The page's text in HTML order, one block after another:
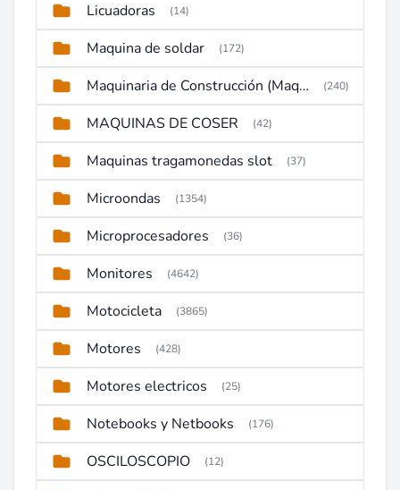
Licuadoras (14)
Maquina de soldar (172)
Maquinaria de Construcción (Maquinaria Pesada) (240)
MAQUINAS DE COSER (42)
Maquinas tragamonedas slot (37)
Microondas (1354)
Microprocesadores (36)
Monitores (4642)
Motocicleta (3865)
Motores (428)
Motores electricos (25)
Notebooks y Netbooks (176)
OSCILOSCOPIO (12)